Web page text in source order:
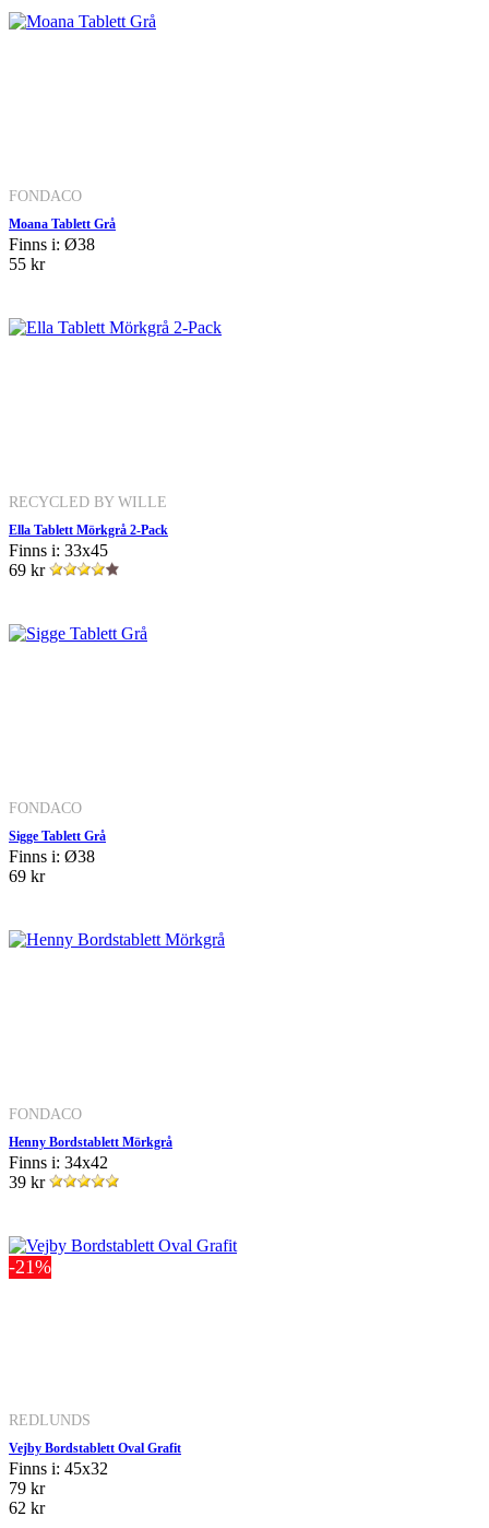
FONDACO
Moana Tablett Grå
Finns i: Ø38
55 kr
RECYCLED BY WILLE
Ella Tablett Mörkgrå 2-Pack
Finns i: 33x45
69 kr
FONDACO
Sigge Tablett Grå
Finns i: Ø38
69 kr
FONDACO
Henny Bordstablett Mörkgrå
Finns i: 34x42
39 kr
-21%
REDLUNDS
Vejby Bordstablett Oval Grafit
Finns i: 45x32
79 kr
62 kr